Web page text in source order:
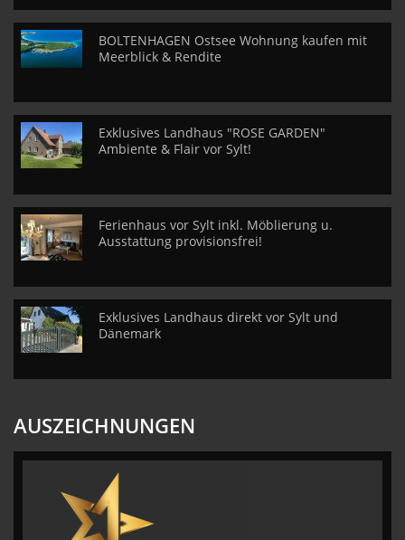
BOLTENHAGEN Ostsee Wohnung kaufen mit
Meerblick & Rendite
Exklusives Landhaus "ROSE GARDEN"
Ambiente & Flair vor Sylt!
Ferienhaus vor Sylt inkl. Möblierung u.
Ausstattung provisionsfrei!
Exklusives Landhaus direkt vor Sylt und
Dänemark
AUSZEICHNUNGEN